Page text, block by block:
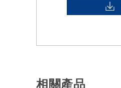
相關產品